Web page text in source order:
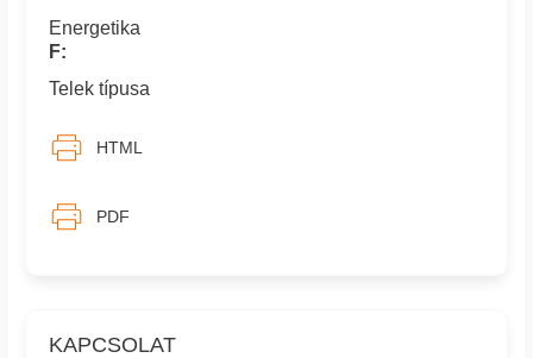
KAPCSOLAT
Energetika
F:
Telek típusa
HTML
PDF